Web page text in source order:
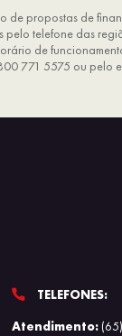
propostas de
pelo telefone das
de
771 5575 ou
TELEFONES:
Atendimento: